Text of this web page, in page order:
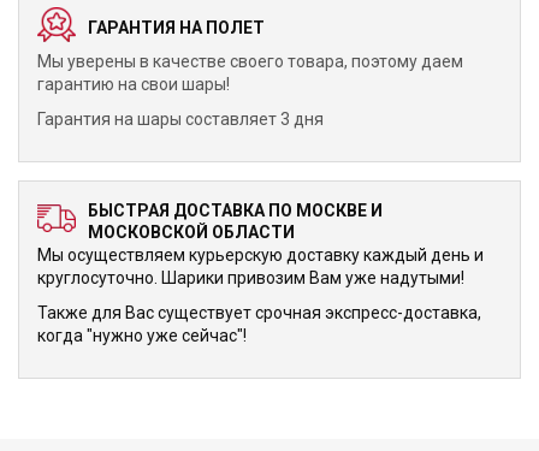
ГАРАНТИЯ НА ПОЛЕТ
Мы уверены в качестве своего товара, поэтому даем
гарантию на свои шары!
Гарантия на шары составляет 3 дня
БЫСТРАЯ ДОСТАВКА ПО МОСКВЕ И
МОСКОВСКОЙ ОБЛАСТИ
Мы осуществляем курьерскую доставку каждый день и
круглосуточно. Шарики привозим Вам уже надутыми!
Также для Вас существует срочная экспресс-доставка,
когда "нужно уже сейчас"!